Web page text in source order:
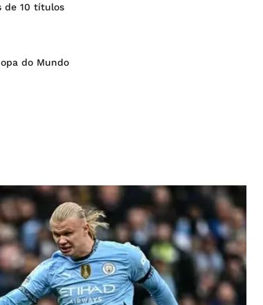
de 10 títulos
do Mundo